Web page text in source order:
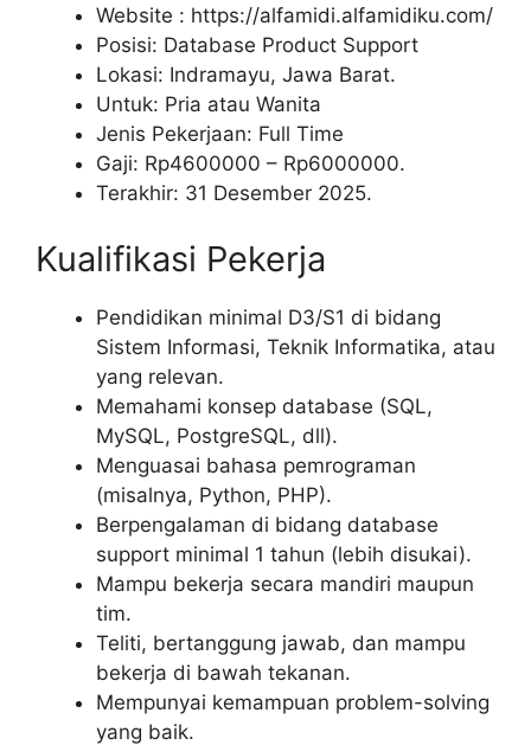
Website : https://alfamidi.alfamidiku.com/
Posisi: Database Product Support
Lokasi: Indramayu, Jawa Barat.
Untuk: Pria atau Wanita
Jenis Pekerjaan: Full Time
Gaji: Rp4600000 – Rp6000000.
Terakhir: 31 Desember 2025.
Kualifikasi Pekerja
Pendidikan minimal D3/S1 di bidang
Sistem Informasi, Teknik Informatika, atau
yang relevan.
Memahami konsep database (SQL,
MySQL, PostgreSQL, dll).
Menguasai bahasa pemrograman
(misalnya, Python, PHP).
Berpengalaman di bidang database
support minimal 1 tahun (lebih disukai).
Mampu bekerja secara mandiri maupun
tim.
Teliti, bertanggung jawab, dan mampu
bekerja di bawah tekanan.
Mempunyai kemampuan problem-solving
yang baik.